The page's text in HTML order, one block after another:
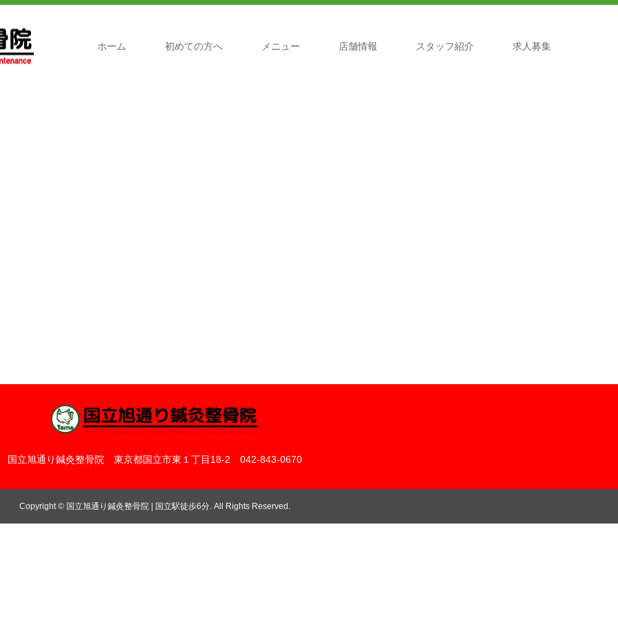
ホーム 初めての方へ メニュー 店舗情報 スタッフ紹介 求人募集
国立旭通り鍼灸整骨院 東京都国立市東１丁目18-2 042-843-0670
Copyright© 国立旭通り鍼灸整骨院 | 国立駅徒歩6分. All Rights Reserved.